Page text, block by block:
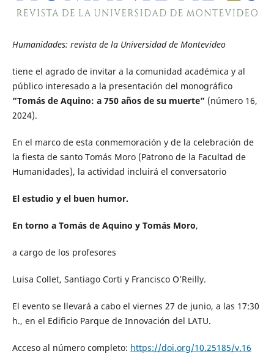
Humanidades: revista de la Universidad de Montevideo
tiene el agrado de invitar a la comunidad académica y al
público interesado a la presentación del monográfico
“Tomás de Aquino: a 750 años de su muerte” (número 16,
2024).
En el marco de esta conmemoración y de la celebración de
la fiesta de santo Tomás Moro (Patrono de la Facultad de
Humanidades), la actividad incluirá el conversatorio
El estudio y el buen humor.
En torno a Tomás de Aquino y Tomás Moro,
a cargo de los profesores
Luisa Collet, Santiago Corti y Francisco O’Reilly.
El evento se llevará a cabo el viernes 27 de junio, a las 17:30
h., en el Edificio Parque de Innovación del LATU.
Acceso al número completo: https://doi.org/10.25185/v.16